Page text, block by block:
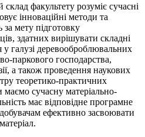
факультету розуміє сучасні
інноваційні методи та
за мету підготовку
здатних вирішувати складні
у галузі деревооброблювальних
паркового господарства,
а також проведення наукових
теоретико-практичних
сучасну матеріально-
має відповідне програмне
ефективно засвоювати